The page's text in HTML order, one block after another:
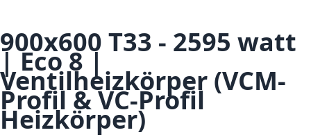
900x600 T33 - 2595 watt
| Eco 8 |
Ventilheizkörper (VCM-
Profil & VC-Profil
Heizkörper)